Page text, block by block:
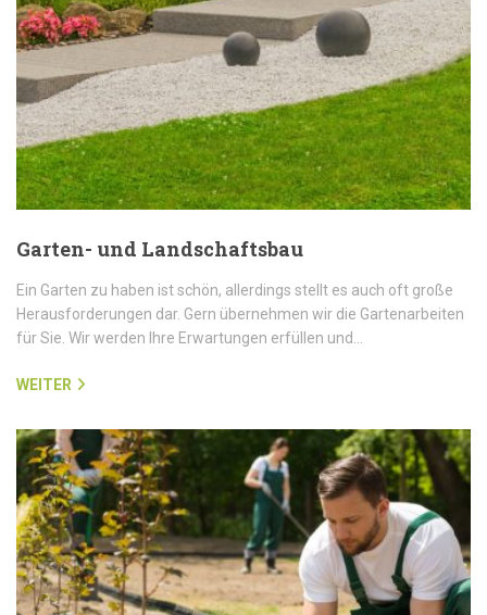
Garten- und Landschaftsbau
Ein Garten zu haben ist schön, allerdings stellt es auch oft große
Herausforderungen dar. Gern übernehmen wir die Gartenarbeiten
für Sie. Wir werden Ihre Erwartungen erfüllen und…
WEITER